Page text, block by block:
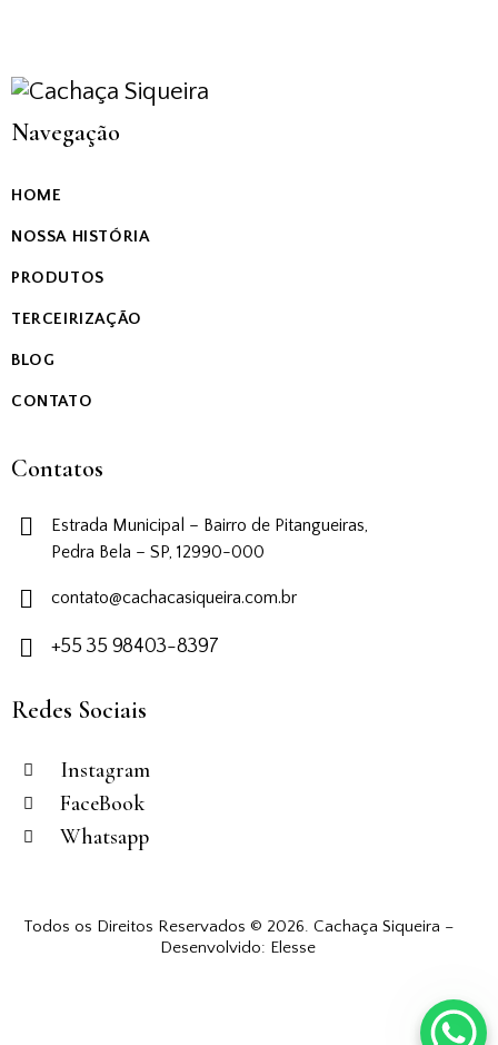
Navegação
HOME
NOSSA HISTÓRIA
PRODUTOS
TERCEIRIZAÇÃO
BLOG
CONTATO
Contatos
Estrada Municipal – Bairro de Pitangueiras,
Pedra Bela – SP, 12990-000
contato@cachacasiqueira.com.br
+55 35 98403-8397
Redes Sociais
Instagram
FaceBook
Whatsapp
Todos os Direitos Reservados © 2026. Cachaça Siqueira –
Desenvolvido: Elesse